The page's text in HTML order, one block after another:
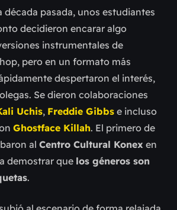
década pasada, unos estudiantes
decidieron encarar algo
instrumentales de
pero en un formato más
despertaron el interés,
Se dieron colaboraciones
Uchis, Freddie Gibbs e incluso
Ghostface Killah. El primero de
al Centro Cultural Konex en
demostrar que los géneros son
.